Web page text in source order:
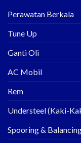
Perawatan Berkala
Tune Up
Ganti Oli
AC Mobil
Rem
Understeel (Kaki-
Spooring &